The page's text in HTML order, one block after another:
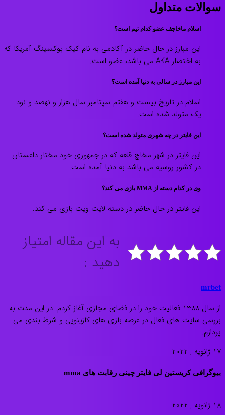
سوالات متداول
اسلام ماخاچف عضو کدام تیم است؟
این مبارز در حال حاضر در آکادمی به نام کیک بوکسینگ آمریکا که
به اختصار AKA می باشد، عضو است.
این مبارز در سالی به دنیا آمده است؟
اسلام در تاریخ بیست و هفتم سپتامبر سال هزار و نهصد و نود
یک متولد شده است.
این فایتر در چه شهری متولد شده است؟
این فایتر در شهر مخاچ قلعه که در جمهوری خود مختار داغستان
در کشور روسیه می باشد به دنیا آمده است.
وی در کدام دسته از MMA بازی می کند؟
این فایتر در حال حاضر در دسته لایت ویت بازی می کند.
به این مقاله امتیاز
دهید :
mrbet
از سال 1388 فعالیت خود را در فضای مجازی آغاز کردم. در این مدت به
بررسی سایت های فعال در عرصه بازی های کازینویی و شرط بندی می
پردازم.
17 ژانویه , 2022
بیوگرافی کریستین لی فایتر چینی رقابت های mma
18 ژانویه , 2022